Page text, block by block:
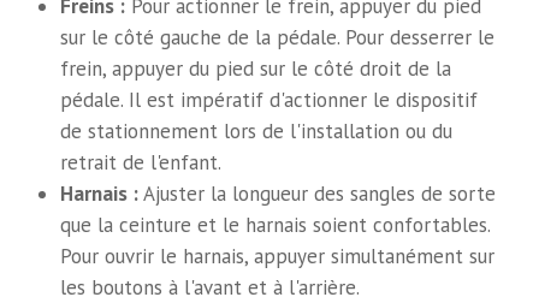
Freins : Pour actionner le frein, appuyer du pied
sur le côté gauche de la pédale. Pour desserrer le
frein, appuyer du pied sur le côté droit de la
pédale. Il est impératif d'actionner le dispositif
de stationnement lors de l'installation ou du
retrait de l'enfant.
Harnais :Ajuster la longueur des sangles de sorte
que la ceinture et le harnais soient confortables.
Pour ouvrir le harnais, appuyer simultanément sur
les boutons à l'avant et à l'arrière.